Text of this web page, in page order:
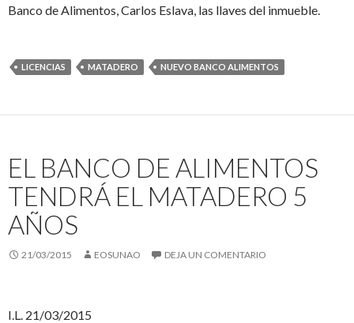
Banco de Alimentos, Carlos Eslava, las llaves del inmueble.
LICENCIAS MATADERO NUEVO BANCO ALIMENTOS
EL BANCO DE ALIMENTOS
TENDRÁ EL MATADERO 5
AÑOS
21/03/2015 EOSUNAO DEJA UN COMENTARIO
I.L. 21/03/2015